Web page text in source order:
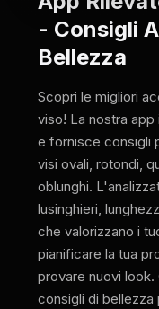
- Consigli
Bellezza
Scopri le migliori
viso! La nostra
e fornisce consigli
visi ovali, rotondi,
oblunghi.
lusinghieri,
che valorizzano i
pianificare la tua
provare nuovi
consigli di bellezza